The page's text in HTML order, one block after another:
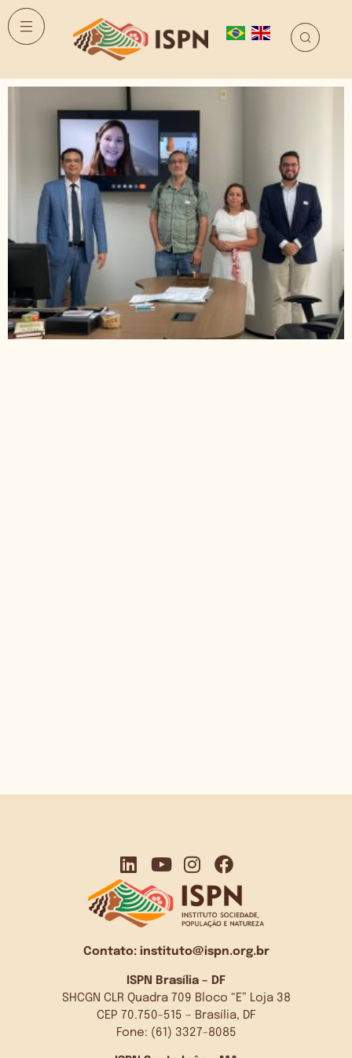
Contato: instituto@ispn.org.br
ISPN Brasília – DF
SHCGN CLR Quadra 709 Bloco “E” Loja 38
CEP 70.750-515 – Brasília, DF
Fone: (61) 3327-8085